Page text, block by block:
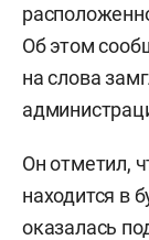
Об этом
на слова
Он отметил,
находится в
оказалась